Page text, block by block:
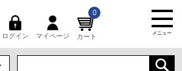
ログイン マイページ カート
0
メニュー